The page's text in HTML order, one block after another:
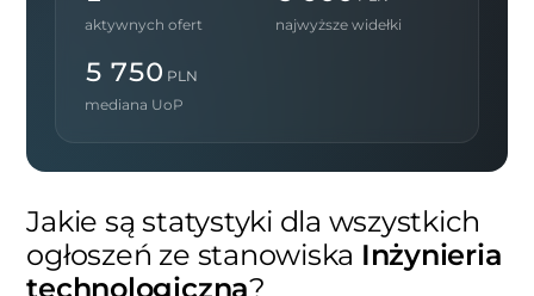
aktywnych ofert
najwyższe widełki
5 750 PLN
mediana UoP
Jakie są statystyki dla wszystkich
ogłoszeń ze stanowiska Inżynieria
technologiczna?